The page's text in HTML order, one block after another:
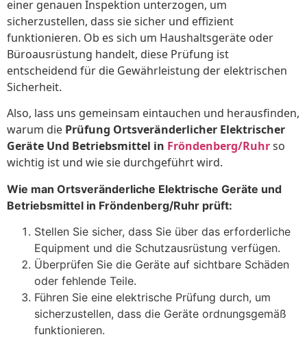
einer genauen Inspektion unterzogen, um
sicherzustellen, dass sie sicher und effizient
funktionieren. Ob es sich um Haushaltsgeräte oder
Büroausrüstung handelt, diese Prüfung ist
entscheidend für die Gewährleistung der elektrischen
Sicherheit.
Also, lass uns gemeinsam eintauchen und herausfinden,
warum die Prüfung Ortsveränderlicher Elektrischer
Geräte Und Betriebsmittel in Fröndenberg/Ruhrso
wichtig ist und wie sie durchgeführt wird.
Wie man Ortsveränderliche Elektrische Geräte und
Betriebsmittel in Fröndenberg/Ruhr prüft:
Stellen Sie sicher, dass Sie über das erforderliche
Equipment und die Schutzausrüstung verfügen.
Überprüfen Sie die Geräte auf sichtbare Schäden
oder fehlende Teile.
Führen Sie eine elektrische Prüfung durch, um
sicherzustellen, dass die Geräte ordnungsgemäß
funktionieren.